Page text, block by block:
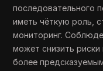
последовательного
иметь чёткую роль,
мониторинг.
может снизить риски
более